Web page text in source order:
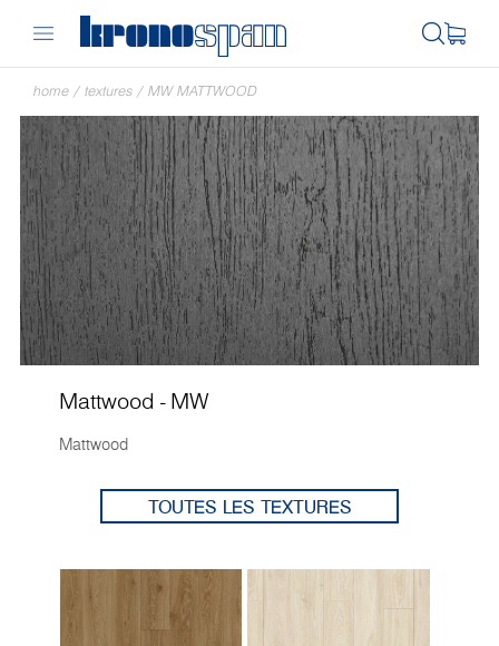
home / textures / MW MATTWOOD
Mattwood - MW
Mattwood
TOUTES LES TEXTURES